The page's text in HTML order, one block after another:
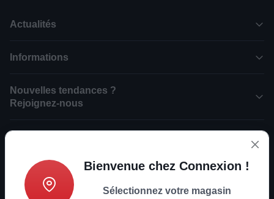
Actualités
Informations
Nouvelles tendances ?
Rejoignez-nous
CONNEXION Partenaire Boulanger RUOMS (07)
CONNEXION Partenaire Boulanger LES VANS (07)
CONNEXION Partenaire Boulanger LA FLOTTE EN RE (17)
Bienvenue chez Connexion !
Sélectionnez votre magasin